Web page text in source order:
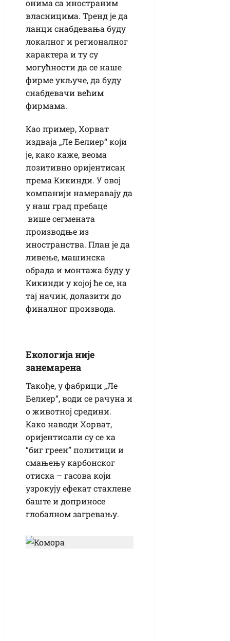
онима са иностраним
власницима. Тренд је да
ланци снабдевања буду
локалног и регионалног
карактера и ту су
могућности да се наше
фирме укључе, да буду
снабдевачи већим
фирмама.
Као пример, Хорват
издваја „Ле Белиер“ који
је, како каже, веома
позитивно оријентисан
према Кикинди. У овој
компанији намеравају да
у наш град пребаце
више сегмената
производње из
иностранства. План је да
ливење, машинска
обрада и монтажа буду у
Кикинди у којој ће се, на
тај начин, долазити до
финалног производа.
Екологија није
занемарена
Такође, у фабрици „Ле
Белиер“, води се рачуна и
о животној средини.
Како наводи Хорват,
оријентисали су се ка
“биг греен” политици и
смањењу карбонског
отиска – гасова који
узрокују ефекат стаклене
баште и доприносе
глобалном загревању.